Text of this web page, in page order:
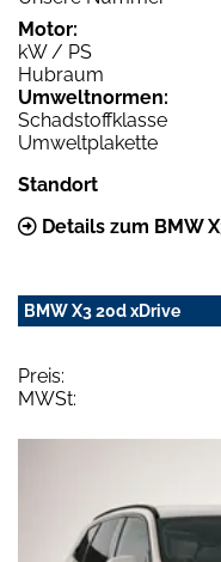
Motor:
kW / PS
Hubraum
Umweltnormen:
Schadstoffklasse
Umweltplakette
Standort
Details zum BMW
BMW X3 20d xDrive
Preis:
MWSt: